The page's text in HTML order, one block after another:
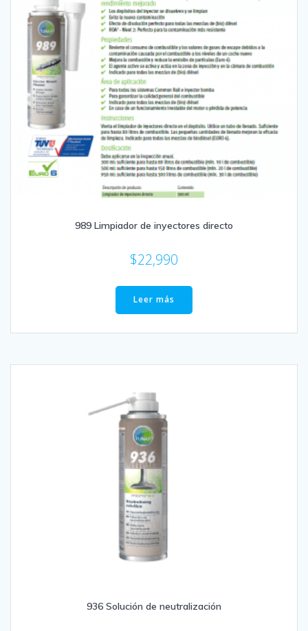
989 Limpiador de inyectores directo
$22,990
Leer más
936 Solución de neutralización